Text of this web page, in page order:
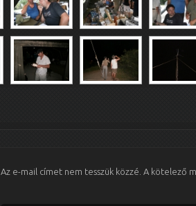
Az e-mail címet nem tesszük közzé. A kötelező